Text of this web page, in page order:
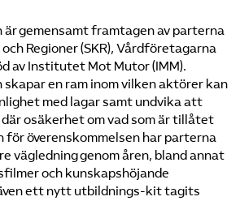
är gemensamt framtagen av parterna
Regioner (SKR), Vårdföretagarna
av Institutet Mot Mutor (IMM).
skapar en ram inom vilken aktörer kan
med lagar samt undvika att
osäkerhet om vad som är tillåtet
för överenskommelsen har parterna
vägledning genom åren, bland annat
och kunskapshöjande
ett nytt utbildnings-kit tagits